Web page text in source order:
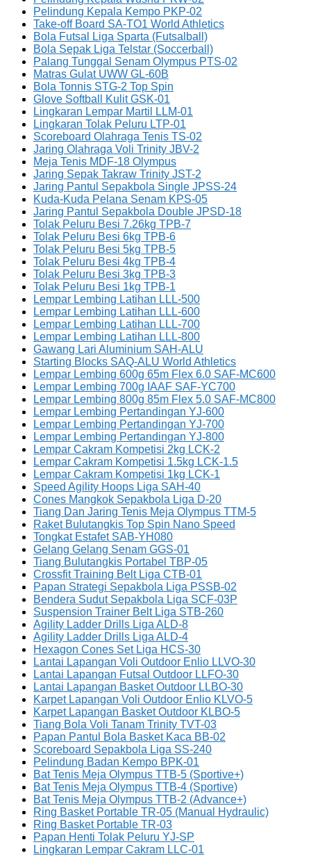
Pelindung Kepala Kempo PKP-02
Take-off Board SA-TO1 World Athletics
Bola Futsal Liga Sparta (Futsalball)
Bola Sepak Liga Telstar (Soccerball)
Palang Tunggal Senam Olympus PTS-02
Matras Gulat UWW GL-60B
Bola Tonnis STG-2 Top Spin
Glove Softball Kulit GSK-01
Lingkaran Lempar Martil LLM-01
Lingkaran Tolak Peluru LTP-01
Scoreboard Olahraga Tenis TS-02
Jaring Olahraga Voli Trinity JBV-2
Meja Tenis MDF-18 Olympus
Jaring Sepak Takraw Trinity JST-2
Jaring Pantul Sepakbola Single JPSS-24
Kuda-Kuda Pelana Senam KPS-05
Jaring Pantul Sepakbola Double JPSD-18
Tolak Peluru Besi 7.26kg TPB-7
Tolak Peluru Besi 6kg TPB-6
Tolak Peluru Besi 5kg TPB-5
Tolak Peluru Besi 4kg TPB-4
Tolak Peluru Besi 3kg TPB-3
Tolak Peluru Besi 1kg TPB-1
Lempar Lembing Latihan LLL-500
Lempar Lembing Latihan LLL-600
Lempar Lembing Latihan LLL-700
Lempar Lembing Latihan LLL-800
Gawang Lari Aluminium SAH-ALU
Starting Blocks SAQ-ALU World Athletics
Lempar Lembing 600g 65m Flex 6.0 SAF-MC600
Lempar Lembing 700g IAAF SAF-YC700
Lempar Lembing 800g 85m Flex 5.0 SAF-MC800
Lempar Lembing Pertandingan YJ-600
Lempar Lembing Pertandingan YJ-700
Lempar Lembing Pertandingan YJ-800
Lempar Cakram Kompetisi 2kg LCK-2
Lempar Cakram Kompetisi 1.5kg LCK-1.5
Lempar Cakram Kompetisi 1kg LCK-1
Speed Agility Hoops Liga SAH-40
Cones Mangkok Sepakbola Liga D-20
Tiang Dan Jaring Tenis Meja Olympus TTM-5
Raket Bulutangkis Top Spin Nano Speed
Tongkat Estafet SAB-YH080
Gelang Gelang Senam GGS-01
Tiang Bulutangkis Portabel TBP-05
Crossfit Training Belt Liga CTB-01
Papan Strategi Sepakbola Liga PSSB-02
Bendera Sudut Sepakbola Liga SCF-03P
Suspension Trainer Belt Liga STB-260
Agility Ladder Drills Liga ALD-8
Agility Ladder Drills Liga ALD-4
Hexagon Cones Set Liga HCS-30
Lantai Lapangan Voli Outdoor Enlio LLVO-30
Lantai Lapangan Futsal Outdoor LLFO-30
Lantai Lapangan Basket Outdoor LLBO-30
Karpet Lapangan Voli Outdoor Enlio KLVO-5
Karpet Lapangan Basket Outdoor KLBO-5
Tiang Bola Voli Tanam Trinity TVT-03
Papan Pantul Bola Basket Kaca BB-02
Scoreboard Sepakbola Liga SS-240
Pelindung Badan Kempo BPK-01
Bat Tenis Meja Olympus TTB-5 (Sportive+)
Bat Tenis Meja Olympus TTB-4 (Sportive)
Bat Tenis Meja Olympus TTB-2 (Advance+)
Ring Basket Portable TR-05 (Manual Hydraulic)
Ring Basket Portable TR-03
Papan Henti Tolak Peluru YJ-SP
Lingkaran Lempar Cakram LLC-01